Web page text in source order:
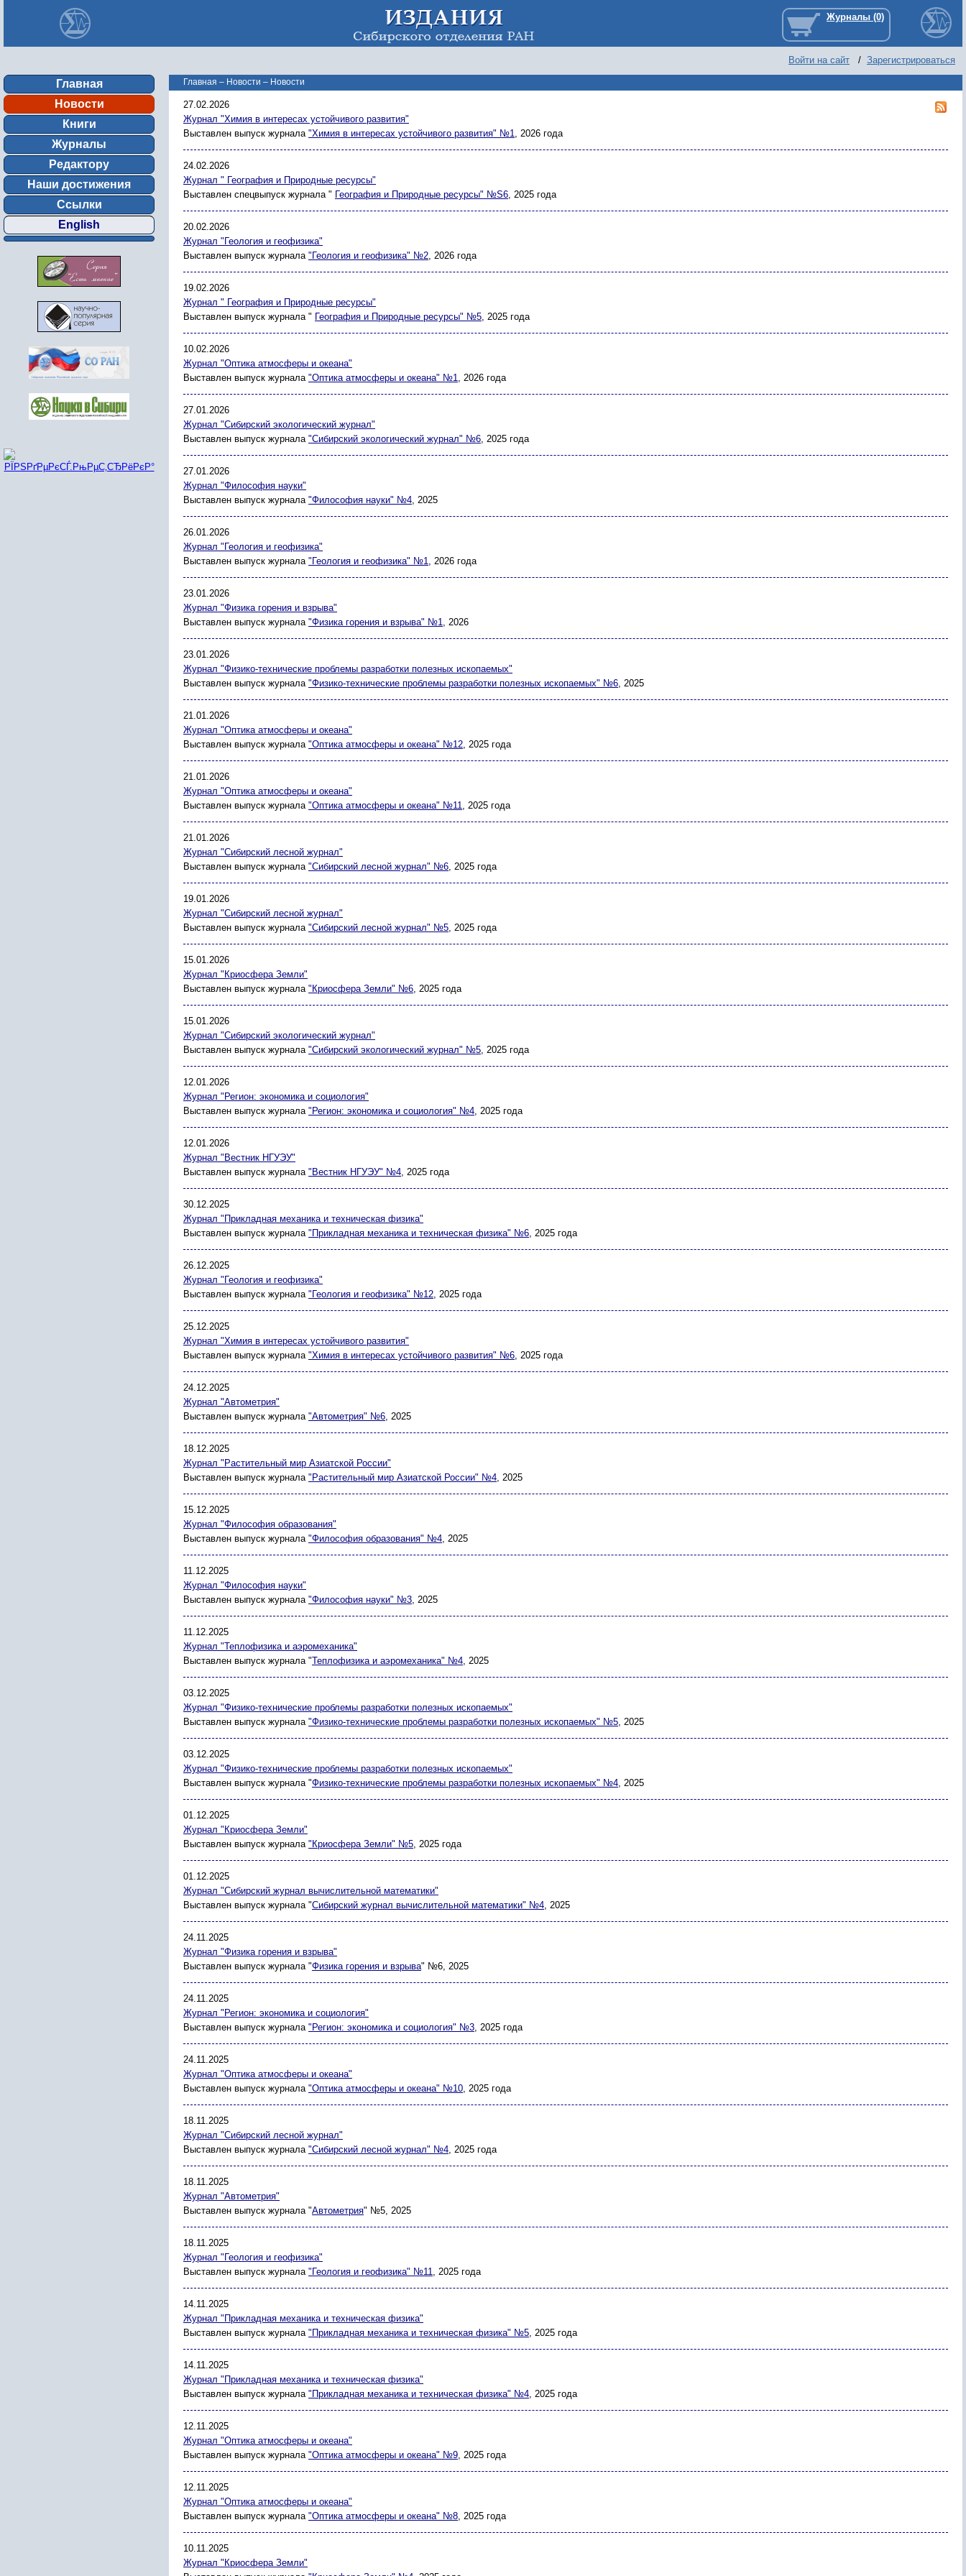
Войти на сайт / Зарегистрироваться
Главная
Новости
Книги
Журналы
Редактору
Наши достижения
Ссылки
English
Главная – Новости – Новости
27.02.2026
Журнал "Химия в интересах устойчивого развития"
Выставлен выпуск журнала "Химия в интересах устойчивого развития" №1, 2026 года
24.02.2026
Журнал " География и Природные ресурсы"
Выставлен спецвыпуск журнала " География и Природные ресурсы" №S6, 2025 года
20.02.2026
Журнал "Геология и геофизика"
Выставлен выпуск журнала "Геология и геофизика" №2, 2026 года
19.02.2026
Журнал " География и Природные ресурсы"
Выставлен выпуск журнала " География и Природные ресурсы" №5, 2025 года
10.02.2026
Журнал "Оптика атмосферы и океана"
Выставлен выпуск журнала "Оптика атмосферы и океана" №1, 2026 года
27.01.2026
Журнал "Сибирский экологический журнал"
Выставлен выпуск журнала "Сибирский экологический журнал" №6, 2025 года
27.01.2026
Журнал "Философия науки"
Выставлен выпуск журнала "Философия науки" №4, 2025
26.01.2026
Журнал "Геология и геофизика"
Выставлен выпуск журнала "Геология и геофизика" №1, 2026 года
23.01.2026
Журнал "Физика горения и взрыва"
Выставлен выпуск журнала "Физика горения и взрыва" №1, 2026
23.01.2026
Журнал "Физико-технические проблемы разработки полезных ископаемых"
Выставлен выпуск журнала "Физико-технические проблемы разработки полезных ископаемых" №6, 2025
21.01.2026
Журнал "Оптика атмосферы и океана"
Выставлен выпуск журнала "Оптика атмосферы и океана" №12, 2025 года
21.01.2026
Журнал "Оптика атмосферы и океана"
Выставлен выпуск журнала "Оптика атмосферы и океана" №11, 2025 года
21.01.2026
Журнал "Сибирский лесной журнал"
Выставлен выпуск журнала "Сибирский лесной журнал" №6, 2025 года
19.01.2026
Журнал "Сибирский лесной журнал"
Выставлен выпуск журнала "Сибирский лесной журнал" №5, 2025 года
15.01.2026
Журнал "Криосфера Земли"
Выставлен выпуск журнала "Криосфера Земли" №6, 2025 года
15.01.2026
Журнал "Сибирский экологический журнал"
Выставлен выпуск журнала "Сибирский экологический журнал" №5, 2025 года
12.01.2026
Журнал "Регион: экономика и социология"
Выставлен выпуск журнала "Регион: экономика и социология" №4, 2025 года
12.01.2026
Журнал "Вестник НГУЭУ"
Выставлен выпуск журнала "Вестник НГУЭУ" №4, 2025 года
30.12.2025
Журнал "Прикладная механика и техническая физика"
Выставлен выпуск журнала "Прикладная механика и техническая физика" №6, 2025 года
26.12.2025
Журнал "Геология и геофизика"
Выставлен выпуск журнала "Геология и геофизика" №12, 2025 года
25.12.2025
Журнал "Химия в интересах устойчивого развития"
Выставлен выпуск журнала "Химия в интересах устойчивого развития" №6, 2025 года
24.12.2025
Журнал "Автометрия"
Выставлен выпуск журнала "Автометрия" №6, 2025
18.12.2025
Журнал "Растительный мир Азиатской России"
Выставлен выпуск журнала "Растительный мир Азиатской России" №4, 2025
15.12.2025
Журнал "Философия образования"
Выставлен выпуск журнала "Философия образования" №4, 2025
11.12.2025
Журнал "Философия науки"
Выставлен выпуск журнала "Философия науки" №3, 2025
11.12.2025
Журнал "Теплофизика и аэромеханика"
Выставлен выпуск журнала "Теплофизика и аэромеханика" №4, 2025
03.12.2025
Журнал "Физико-технические проблемы разработки полезных ископаемых"
Выставлен выпуск журнала "Физико-технические проблемы разработки полезных ископаемых" №5, 2025
03.12.2025
Журнал "Физико-технические проблемы разработки полезных ископаемых"
Выставлен выпуск журнала "Физико-технические проблемы разработки полезных ископаемых" №4, 2025
01.12.2025
Журнал "Криосфера Земли"
Выставлен выпуск журнала "Криосфера Земли" №5, 2025 года
01.12.2025
Журнал "Сибирский журнал вычислительной математики"
Выставлен выпуск журнала "Сибирский журнал вычислительной математики" №4, 2025
24.11.2025
Журнал "Физика горения и взрыва"
Выставлен выпуск журнала "Физика горения и взрыва" №6, 2025
24.11.2025
Журнал "Регион: экономика и социология"
Выставлен выпуск журнала "Регион: экономика и социология" №3, 2025 года
24.11.2025
Журнал "Оптика атмосферы и океана"
Выставлен выпуск журнала "Оптика атмосферы и океана" №10, 2025 года
18.11.2025
Журнал "Сибирский лесной журнал"
Выставлен выпуск журнала "Сибирский лесной журнал" №4, 2025 года
18.11.2025
Журнал "Автометрия"
Выставлен выпуск журнала "Автометрия" №5, 2025
18.11.2025
Журнал "Геология и геофизика"
Выставлен выпуск журнала "Геология и геофизика" №11, 2025 года
14.11.2025
Журнал "Прикладная механика и техническая физика"
Выставлен выпуск журнала "Прикладная механика и техническая физика" №5, 2025 года
14.11.2025
Журнал "Прикладная механика и техническая физика"
Выставлен выпуск журнала "Прикладная механика и техническая физика" №4, 2025 года
12.11.2025
Журнал "Оптика атмосферы и океана"
Выставлен выпуск журнала "Оптика атмосферы и океана" №9, 2025 года
12.11.2025
Журнал "Оптика атмосферы и океана"
Выставлен выпуск журнала "Оптика атмосферы и океана" №8, 2025 года
10.11.2025
Журнал "Криосфера Земли"